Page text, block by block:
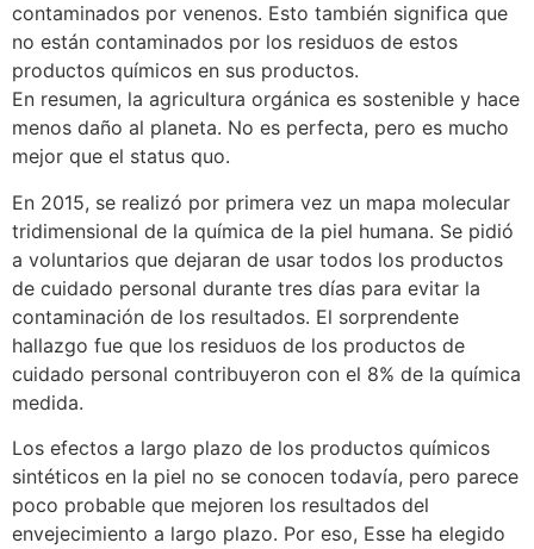
contaminados por venenos. Esto también significa que
no están contaminados por los residuos de estos
productos químicos en sus productos.
En resumen, la agricultura orgánica es sostenible y hace
menos daño al planeta. No es perfecta, pero es mucho
mejor que el status quo.
En 2015, se realizó por primera vez un mapa molecular
tridimensional de la química de la piel humana. Se pidió
a voluntarios que dejaran de usar todos los productos
de cuidado personal durante tres días para evitar la
contaminación de los resultados. El sorprendente
hallazgo fue que los residuos de los productos de
cuidado personal contribuyeron con el 8% de la química
medida.
Los efectos a largo plazo de los productos químicos
sintéticos en la piel no se conocen todavía, pero parece
poco probable que mejoren los resultados del
envejecimiento a largo plazo. Por eso, Esse ha elegido